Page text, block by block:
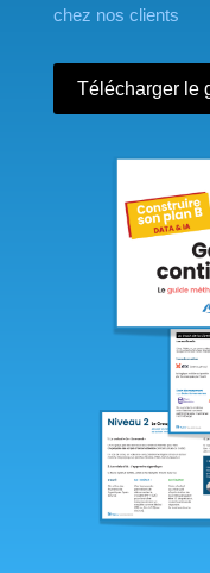
chez nos clients
Télécharger le